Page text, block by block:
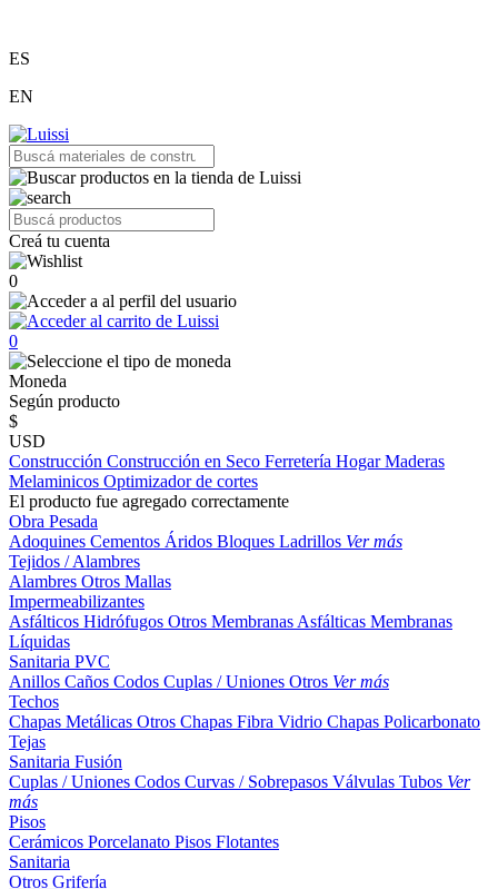
ES
EN
Creá tu cuenta
0
0
Moneda
Según producto
$
USD
Construcción Construcción en Seco Ferretería HogarMaderas
Melaminicos Optimizador de cortes
El producto fue agregado correctamente
Obra Pesada
Adoquines Cementos Áridos Bloques Ladrillos Ver más
Tejidos / Alambres
Alambres Otros Mallas
Impermeabilizantes
Asfálticos Hidrófugos Otros Membranas Asfálticas Membranas
Líquidas
Sanitaria PVC
Anillos Caños Codos Cuplas / Uniones Otros Ver más
Techos
Chapas Metálicas Otros Chapas Fibra Vidrio Chapas Policarbonato
Tejas
Sanitaria Fusión
Cuplas / Uniones Codos Curvas / Sobrepasos Válvulas Tubos Ver
más
Pisos
Cerámicos Porcelanato Pisos Flotantes
Sanitaria
Otros Grifería